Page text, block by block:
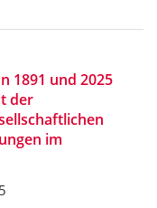
1891 und 2025
der
im